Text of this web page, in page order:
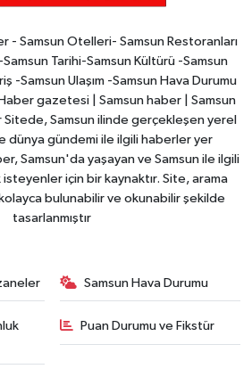
- Samsun Otelleri- Samsun Restoranları
Tarihi-Samsun Kültürü -Samsun
-Samsun Ulaşım -Samsun Hava Durumu
gazetesi | Samsun haber | Samsun
Sitede, Samsun ilinde gerçekleşen yerel
dünya gündemi ile ilgili haberler yer
Samsun'da yaşayan ve Samsun ile ilgili
için bir kaynaktır. Site, arama
bulunabilir ve okunabilir şekilde
tasarlanmıştır
Samsun Hava Durumu
Puan Durumu ve Fikstür